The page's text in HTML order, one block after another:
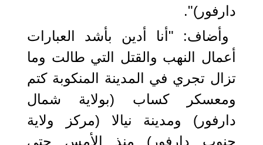
دارفور)".
وأضاف: "أنا أدين بأشد العبارات
أعمال النهب والقتل التي طالت وما
تزال تجري في المدينة المنكوبة كتم
ومعسكر كساب (بولاية شمال
دارفور) ومدينة نيالا (مركز ولاية
جنوب دارفور) منذ الأمس حتى